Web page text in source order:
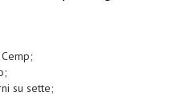
su sette;